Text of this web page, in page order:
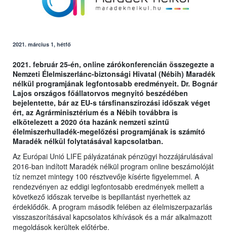
2021. március 1, hétfő
2021. február 25-én, online zárókonferencián összegezte a
Nemzeti Élelmiszerlánc-biztonsági Hivatal (Nébih) Maradék
nélkül programjának legfontosabb eredményeit. Dr. Bognár
Lajos országos főállatorvos megnyitó beszédében
bejelentette, bár az EU-s társfinanszírozási időszak véget
ért, az Agrárminisztérium és a Nébih továbbra is
elkötelezett a 2020 óta hazánk nemzeti szintű
élelmiszerhulladék-megelőzési programjának is számító
Maradék nélkül folytatásával kapcsolatban.
Az Európai Unió LIFE pályázatának pénzügyi hozzájárulásával
2016-ban indított Maradék nélkül program online beszámolóját
tíz nemzet mintegy 100 résztvevője kísérte figyelemmel. A
rendezvényen az eddigi legfontosabb eredmények mellett a
következő időszak terveibe is bepillantást nyerhettek az
érdeklődők. A program második felében az élelmiszerpazarlás
visszaszorításával kapcsolatos kihívások és a már alkalmazott
megoldások kerültek előtérbe.